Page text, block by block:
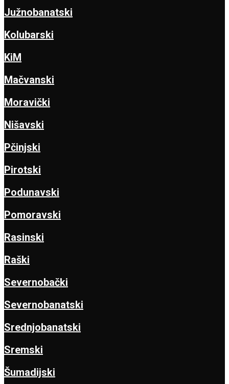
Južnobanatski
Kolubarski
KiM
Mačvanski
Moravički
Nišavski
Pčinjski
Pirotski
Podunavski
Pomoravski
Rasinski
Raški
Severnobački
Severnobanatski
Srednjobanatski
Sremski
Šumadijski